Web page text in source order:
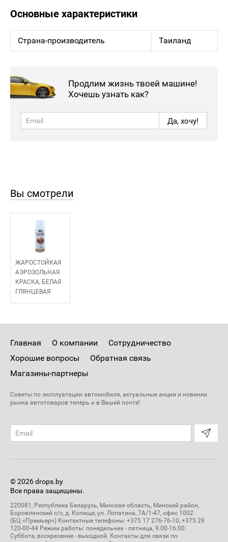
Основные характеристики
Страна-производитель Таиланд
Продлим жизнь твоей машине!
Хочешь узнать как?
Да, хочу!
Вы смотрели
ЖАРОСТОЙКАЯ
АЭРОЗОЛЬНАЯ
КРАСКА, БЕЛАЯ
ГЛЯНЦЕВАЯ
Главная О компании
Сотрудничество
Хорошие вопросы
Обратная связь
Магазины-партнеры
Советы по эксплуатации автомобиля, актуальные акции и новинки
рынка автотоваров теперь и в Вашей почте!
© 2026 drops.by
Все права защищены.
220081, Республика Беларусь, Минская область, Минский район,
Боровлянский с/с, д. Копище, ул. Лопатина, 7А/1-47, офис 1002
(БЦ «Премьер») Контактные телефоны: +375 17 276-76-10, +375 29
120-00-44 Режим работы: понедельник - пятница, 9.00-16.00.
Суббота, воскресение - выходной. Контакты для связи по